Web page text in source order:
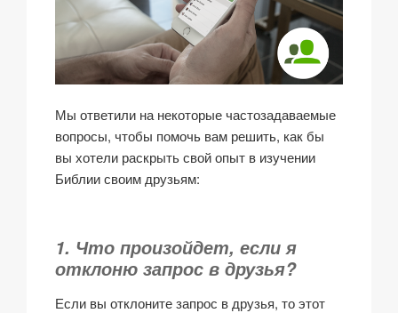
Мы ответили на некоторые частозадаваемые
вопросы, чтобы помочь вам решить, как бы
вы хотели раскрыть свой опыт в изучении
Библии своим друзьям:
1. Что произойдет, если я
отклоню запрос в друзья?
Если вы отклоните запрос в друзья, то этот